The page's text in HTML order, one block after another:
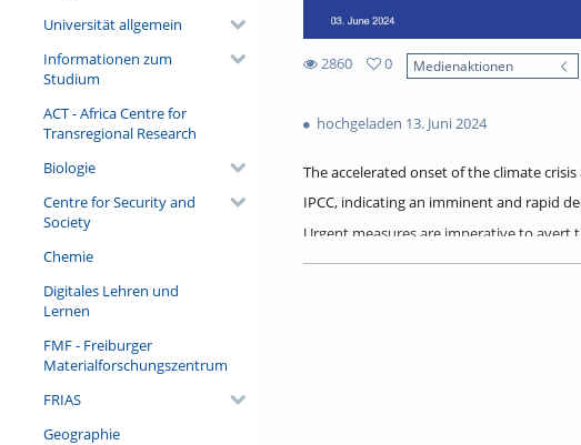
Universität allgemein
Informationen zum
Studium
ACT - Africa Centre for
Transregional Research
Biologie
Centre for Security and
Society
Chemie
Digitales Lehren und
Lernen
FMF - Freiburger
Materialforschungszentrum
FRIAS
Geographie
2860
views
0
Medienaktionen
hochgeladen 13. Juni 2024
The accelerated onset of the climate
IPCC, indicating an imminent and rapid
Urgent measures are imperative to avert
Physics, Cosmology, Astroparticle